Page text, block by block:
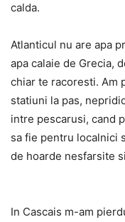
calda.
Atlanticul nu are apa
apa calaie de Grecia,
chiar te racoresti. Am
statiuni la pas,
intre pescarusi, cand
sa fie pentru localnici
de hoarde nesfarsite
In Cascais m-am